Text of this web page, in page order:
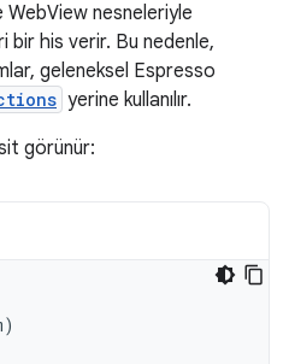
nesneleriyle
bir his verir. Bu nedenle,
geleneksel Espresso
yerine kullanılır.
görünür:
)